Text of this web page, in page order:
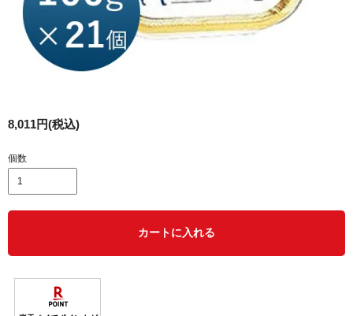
8,011円(税込)
個数
カートに入れる